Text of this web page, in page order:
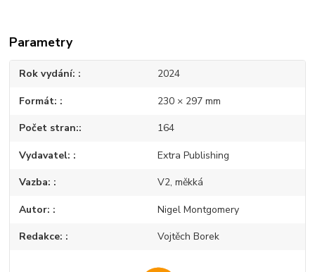
Parametry
Rok vydání: 2024
Formát: 230 × 297 mm
Počet stran: 164
Vydavatel: Extra Publishing
Vazba: V2, měkká
Autor: Nigel Montgomery
Redakce: Vojtěch Borek